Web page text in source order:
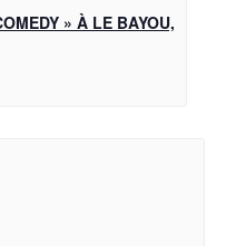
» À LE BAYOU,